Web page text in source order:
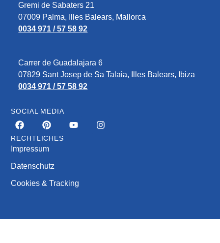
Gremi de Sabaters 21
07009 Palma, Illes Balears, Mallorca
0034 971 / 57 58 92
Carrer de Guadalajara 6
07829‎ Sant Josep de Sa Talaia, Illes Balears, Ibiza
0034 971 / 57 58 92
SOCIAL MEDIA
RECHTLICHES
Impressum
Datenschutz
Cookies & Tracking